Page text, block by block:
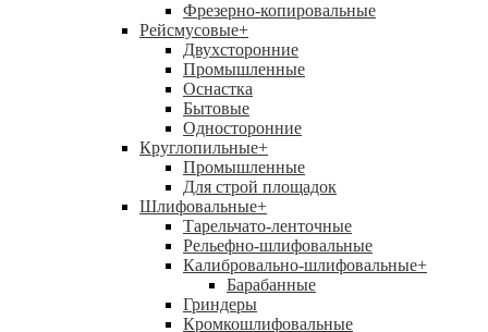
Фрезерно-копировальные
Рейсмусовые+
Двухсторонние
Промышленные
Оснастка
Бытовые
Односторонние
Круглопильные+
Промышленные
Для строй площадок
Шлифовальные+
Тарельчато-ленточные
Рельефно-шлифовальные
Калибровально-шлифовальные+
Барабанные
Гриндеры
Кромкошлифовальные